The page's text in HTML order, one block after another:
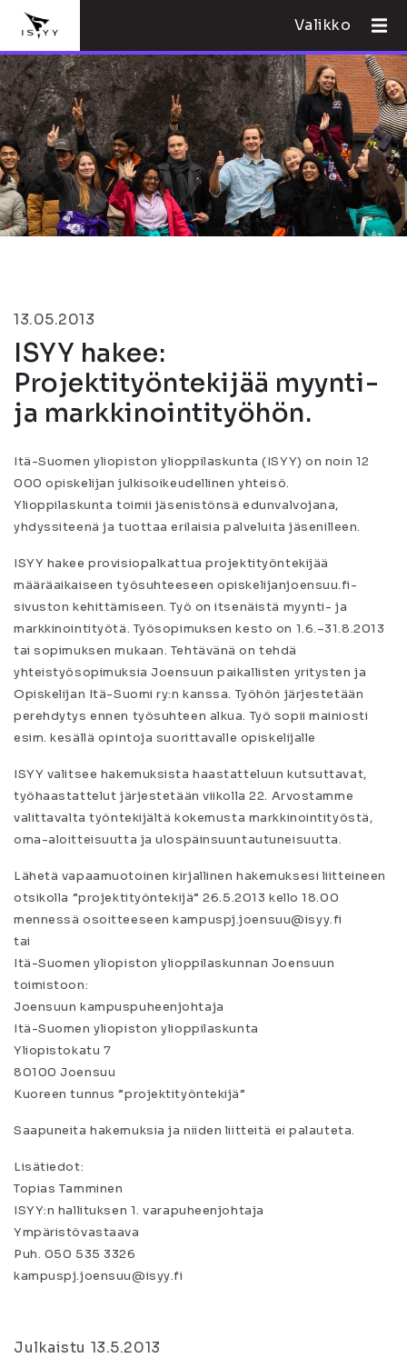
Valikko
13.05.2013
ISYY hakee:
Projektityöntekijää myynti-
ja markkinointityöhön.
Itä-Suomen yliopiston ylioppilaskunta (ISYY) on noin 12
000 opiskelijan julkisoikeudellinen yhteisö.
Ylioppilaskunta toimii jäsenistönsä edunvalvojana,
yhdyssiteenä ja tuottaa erilaisia palveluita jäsenilleen.
ISYY hakee provisiopalkattua projektityöntekijää
määräaikaiseen työsuhteeseen opiskelijanjoensuu.fi-
sivuston kehittämiseen. Työ on itsenäistä myynti- ja
markkinointityötä. Työsopimuksen kesto on 1.6.–31.8.2013
tai sopimuksen mukaan. Tehtävänä on tehdä
yhteistyösopimuksia Joensuun paikallisten yritysten ja
Opiskelijan Itä-Suomi ry:n kanssa. Työhön järjestetään
perehdytys ennen työsuhteen alkua. Työ sopii mainiosti
esim. kesällä opintoja suorittavalle opiskelijalle
ISYY valitsee hakemuksista haastatteluun kutsuttavat,
työhaastattelut järjestetään viikolla 22. Arvostamme
valittavalta työntekijältä kokemusta markkinointityöstä,
oma-aloitteisuutta ja ulospäinsuuntautuneisuutta.
Lähetä vapaamuotoinen kirjallinen hakemuksesi liitteineen
otsikolla ”projektityöntekijä” 26.5.2013 kello 18.00
mennessä osoitteeseen kampuspj.joensuu@isyy.fi
tai
Itä-Suomen yliopiston ylioppilaskunnan Joensuun
toimistoon:
Joensuun kampuspuheenjohtaja
Itä-Suomen yliopiston ylioppilaskunta
Yliopistokatu 7
80100 Joensuu
Kuoreen tunnus ”projektityöntekijä”
Saapuneita hakemuksia ja niiden liitteitä ei palauteta.
Lisätiedot:
Topias Tamminen
ISYY:n hallituksen 1. varapuheenjohtaja
Ympäristövastaava
Puh. 050 535 3326
kampuspj.joensuu@isyy.fi
Julkaistu 13.5.2013